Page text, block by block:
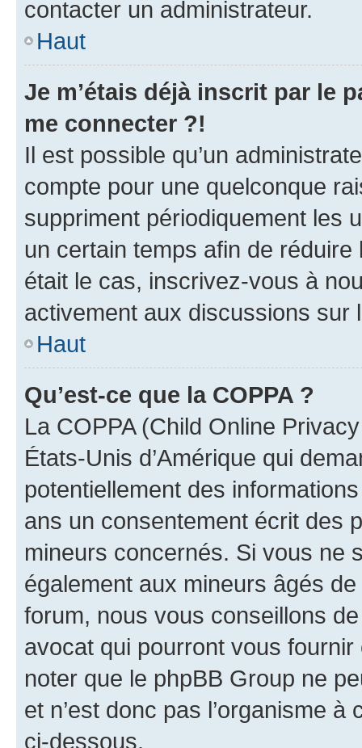
contacter un administrateur.
Haut
Je m’étais déjà inscrit par le
me connecter ?!
Il est possible qu’un
compte pour une quelconque
suppriment périodiquement les
un certain temps afin de
était le cas, inscrivez-vous à
activement aux discussions sur
Haut
Qu’est-ce que la COPPA ?
La COPPA (Child Online
États-Unis d’Amérique qui
potentiellement des
ans un consentement écrit des
mineurs concernés. Si vous ne
également aux mineurs âgés
forum, nous vous conseillons
avocat qui pourront vous
noter que le phpBB Group ne
et n’est donc pas l’organisme
ci-dessous.